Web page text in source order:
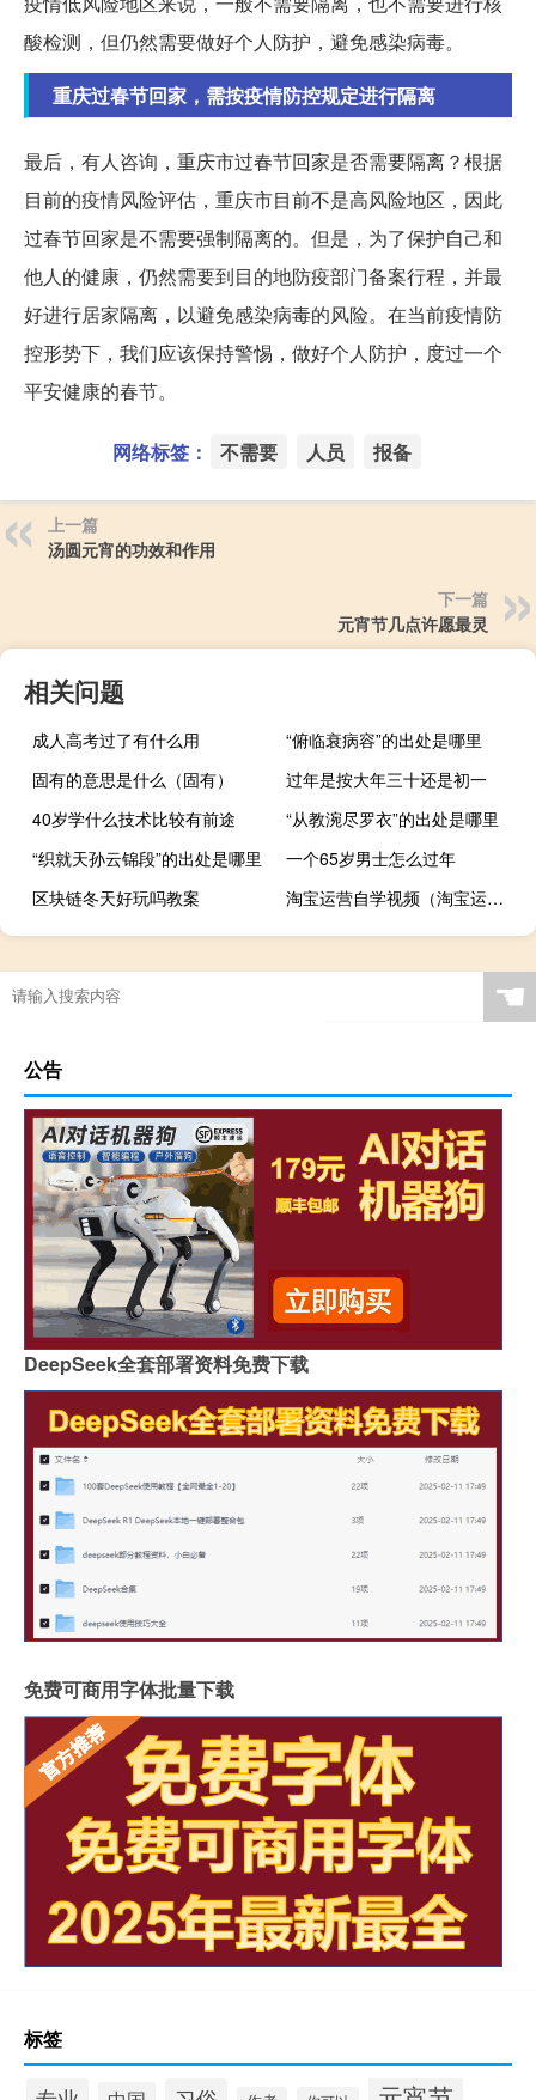
酸检测，但仍然需要做好个人防护，避免感染病毒。
重庆过春节回家，需按疫情防控规定进行隔离
最后，有人咨询，重庆市过春节回家是否需要隔离？根据
目前的疫情风险评估，重庆市目前不是高风险地区，因此
过春节回家是不需要强制隔离的。但是，为了保护自己和
他人的健康，仍然需要到目的地防疫部门备案行程，并最
好进行居家隔离，以避免感染病毒的风险。在当前疫情防
控形势下，我们应该保持警惕，做好个人防护，度过一个
平安健康的春节。
网络标签： 不需要 人员 报备
上一篇
汤圆元宵的功效和作用
下一篇
元宵节几点许愿最灵
相关问题
成人高考过了有什么用
“俯临衰病容”的出处是哪里
固有的意思是什么（固有）
过年是按大年三十还是初一
40岁学什么技术比较有前途
“从教涴尽罗衣”的出处是哪里
“织就天孙云锦段”的出处是哪里
一个65岁男士怎么过年
区块链冬天好玩吗教案
淘宝运营自学视频（淘宝运营自学教程）
☚
公告
DeepSeek全套部署资料免费下载
免费可商用字体批量下载
标签